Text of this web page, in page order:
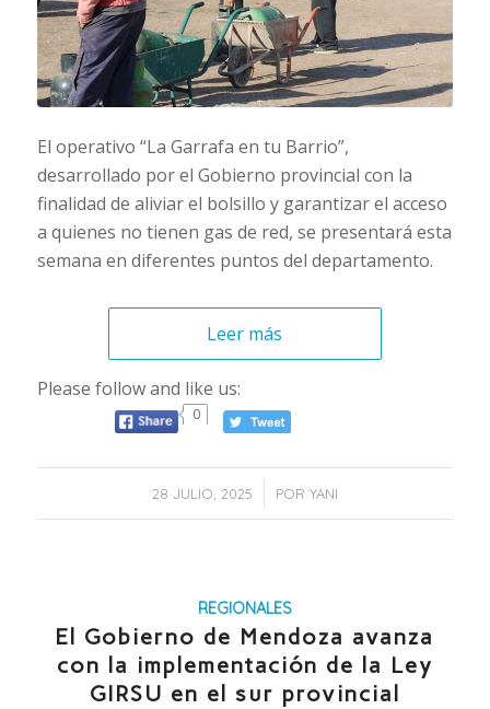
El operativo “La Garrafa en tu Barrio”,
desarrollado por el Gobierno provincial con la
finalidad de aliviar el bolsillo y garantizar el acceso
a quienes no tienen gas de red, se presentará esta
semana en diferentes puntos del departamento.
Leer más
Please follow and like us:
0
28 JULIO, 2025
/ POR YANI
REGIONALES
El Gobierno de Mendoza avanza
con la implementación de la Ley
GIRSU en el sur provincial